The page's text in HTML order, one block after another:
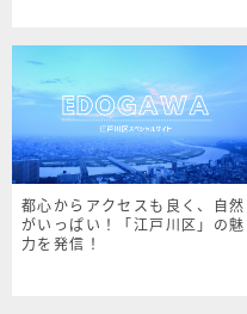
都心からアクセスも良く、自然
がいっぱい！「江戸川区」の魅
力を発信！